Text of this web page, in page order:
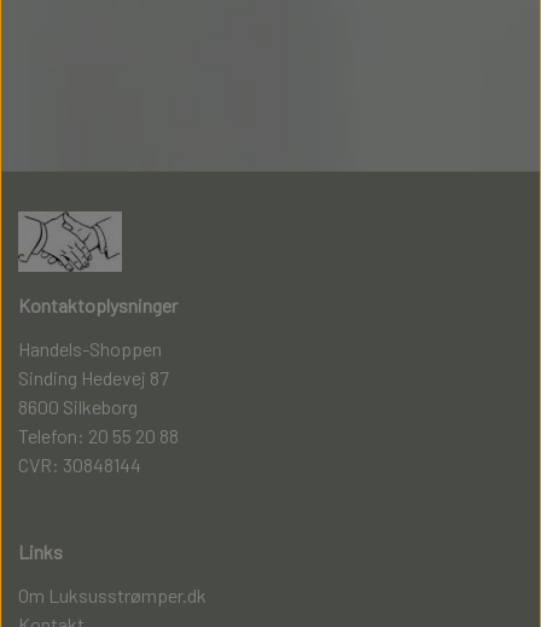
Kontaktoplysninger
Handels-Shoppen
Sinding Hedevej 87
8600 Silkeborg
Telefon: 20 55 20 88
CVR: 30848144
Links
Om Luksusstrømper.dk